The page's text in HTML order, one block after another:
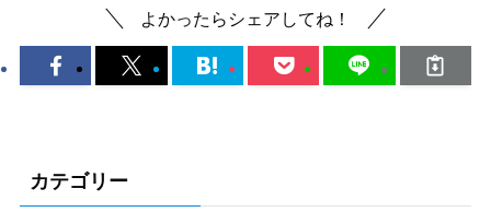
よかったらシェアしてね！
カテゴリー